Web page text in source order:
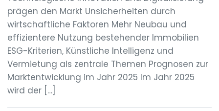
prägen den Markt Unsicherheiten durch
wirtschaftliche Faktoren Mehr Neubau und
effizientere Nutzung bestehender Immobilien
ESG-Kriterien, Künstliche Intelligenz und
Vermietung als zentrale Themen Prognosen zur
Marktentwicklung im Jahr 2025 Im Jahr 2025
wird der […]